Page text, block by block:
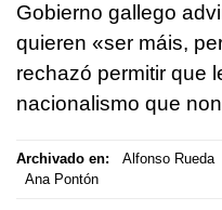
Gobierno gallego
quieren «ser máis,
rechazó permitir que
nacionalismo que
Archivado en: Alfonso Rueda
Ana Pontón